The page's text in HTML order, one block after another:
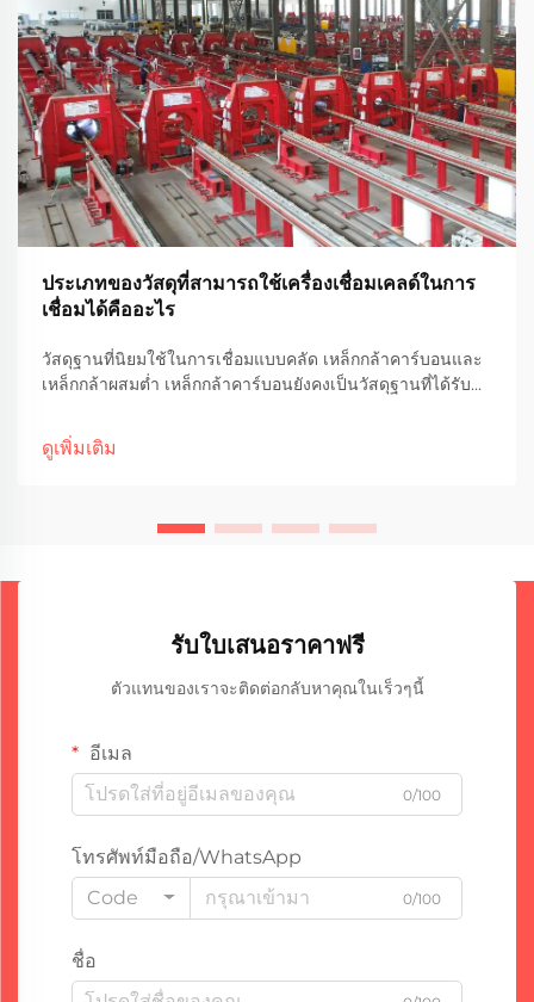
ประเภทของวัสดุที่สามารถใช้เครื่องเชื่อมเคลด์ในการ
เชื่อมได้คืออะไร
วัสดุฐานที่นิยมใช้ในการเชื่อมแบบคลัด เหล็กกล้าคาร์บอนและ
เหล็กกล้าผสมต่ำ เหล็กกล้าคาร์บอนยังคงเป็นวัสดุฐานที่ได้รับ
เหตุผลหลักสองประการ คือ มีราคาถูกกว่าวัสดุอื่น ๆ และมีสมบัติ
ทางกลที่เหมาะสมสำหรับงานในสภาพแวดล้อมทั่วไป
ดูเพิ่มเติม
รับใบเสนอราคาฟรี
ตัวแทนของเราจะติดต่อกลับหาคุณในเร็วๆนี้
อีเมล
0/100
โทรศัพท์มือถือ/WhatsApp
Code
0/100
ชื่อ